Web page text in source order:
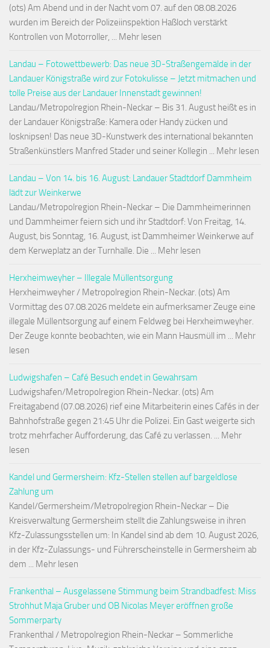
(ots) Am Abend und in der Nacht vom 07. auf den 08.08.2026
wurden im Bereich der Polizeiinspektion Haßloch verstärkt
Kontrollen von Motorroller, ... Mehr lesen
Landau – Fotowettbewerb: Das neue 3D-Straßengemälde in der
Landauer Königstraße wird zur Fotokulisse – Jetzt mitmachen und
tolle Preise aus der Landauer Innenstadt gewinnen!
Landau/Metropolregion Rhein-Neckar – Bis 31. August heißt es in
der Landauer Königstraße: Kamera oder Handy zücken und
losknipsen! Das neue 3D-Kunstwerk des international bekannten
Straßenkünstlers Manfred Stader und seiner Kollegin ... Mehr lesen
Landau – Von 14. bis 16. August: Landauer Stadtdorf Dammheim
lädt zur Weinkerwe
Landau/Metropolregion Rhein-Neckar – Die Dammheimerinnen
und Dammheimer feiern sich und ihr Stadtdorf: Von Freitag, 14.
August, bis Sonntag, 16. August, ist Dammheimer Weinkerwe auf
dem Kerweplatz an der Turnhalle. Die ... Mehr lesen
Herxheimweyher – Illegale Müllentsorgung
Herxheimweyher / Metropolregion Rhein-Neckar. (ots) Am
Vormittag des 07.08.2026 meldete ein aufmerksamer Zeuge eine
illegale Müllentsorgung auf einem Feldweg bei Herxheimweyher.
Der Zeuge konnte beobachten, wie ein Mann Hausmüll im ... Mehr
lesen
Ludwigshafen – Café Besuch endet in Gewahrsam
Ludwigshafen/Metropolregion Rhein-Neckar. (ots) Am
Freitagabend (07.08.2026) rief eine Mitarbeiterin eines Cafés in der
Bahnhofstraße gegen 21:45 Uhr die Polizei. Ein Gast weigerte sich
trotz mehrfacher Aufforderung, das Café zu verlassen. ... Mehr
lesen
Kandel und Germersheim: Kfz-Stellen stellen auf bargeldlose
Zahlung um
Kandel/Germersheim/Metropolregion Rhein-Neckar – Die
Kreisverwaltung Germersheim stellt die Zahlungsweise in ihren
Kfz-Zulassungsstellen um: In Kandel sind ab dem 10. August 2026,
in der Kfz-Zulassungs- und Führerscheinstelle in Germersheim ab
dem ... Mehr lesen
Frankenthal – Ausgelassene Stimmung beim Strandbadfest: Miss
Strohhut Maja Gruber und OB Nicolas Meyer eröffnen große
Sommerparty
Frankenthal / Metropolregion Rhein-Neckar – Sommerliche